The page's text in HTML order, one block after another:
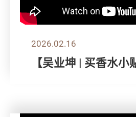
2026.02.16
【吴业坤 | 买香水小